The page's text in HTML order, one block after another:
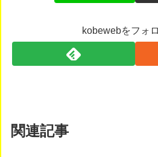
kobewebをフォ
関連記事